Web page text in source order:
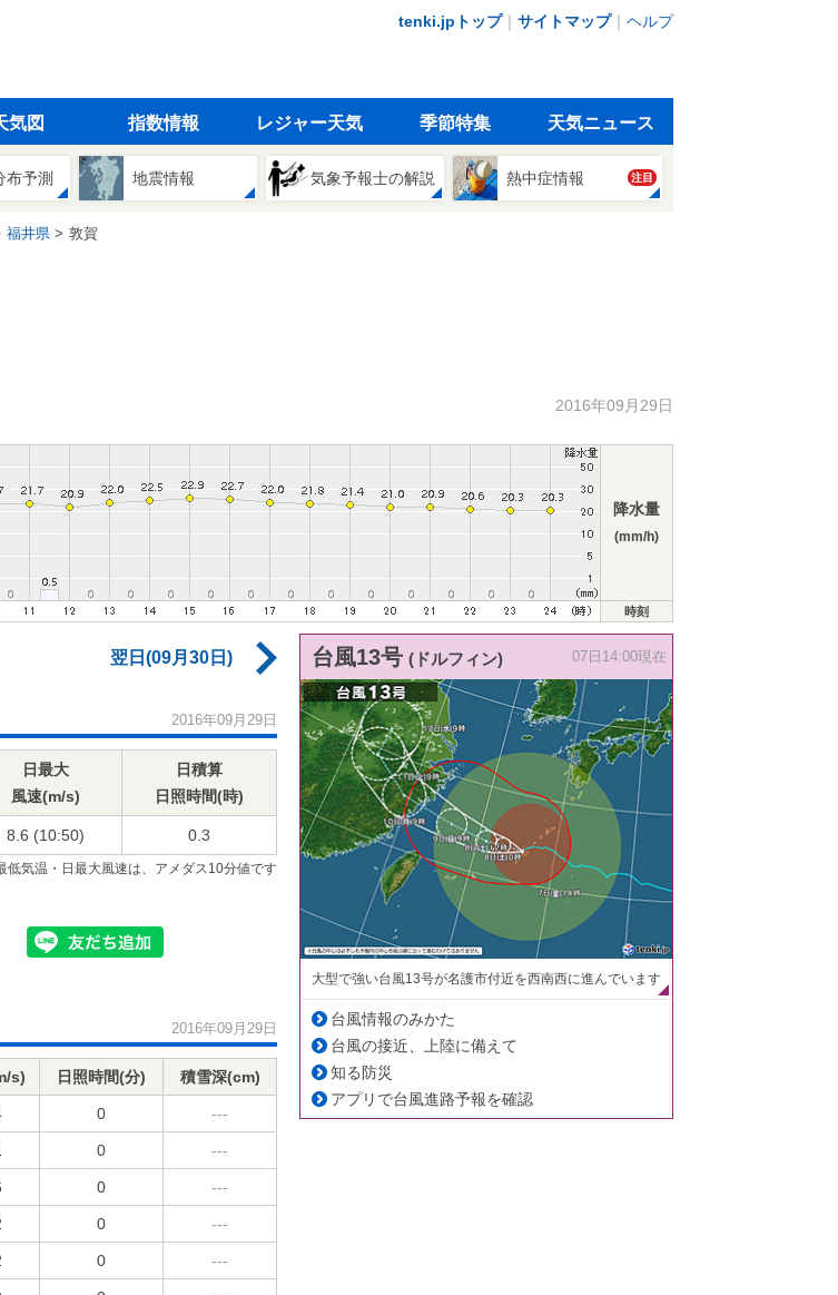
tenki.jpトップ｜ サイトマップ｜ ヘルプ
気図 指数情報 レジャー天気 季節特集 天気ニュース
布予測 地震情報 気象予報士の解説 熱中症情報 注目
福井県 敦賀
2016年09月29日
降水量
(mm/h)
時刻
翌日(09月30日)
2016年09月29日
日最大
風速(m/s)
日積算
日照時間(時)
8.6 (10:50) 0.3
気温・日最大風速は、アメダス10分値です
2016年09月29日
s) 日照時間(分) 積雪深(cm)
0 ---
0 ---
0 ---
0 ---
0 ---
台風13号 (ドルフィン) 07日14:00現在
大型で強い台風13号が名護市付近を西南西に進んでいます
台風情報のみかた
台風の接近、上陸に備えて
知る防災
アプリで台風進路予報を確認